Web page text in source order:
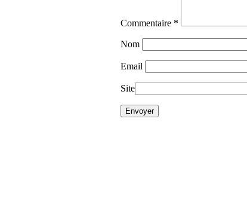
Commentaire *
Nom
Email
Site